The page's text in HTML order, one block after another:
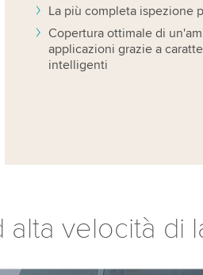
La più completa ispezione
Copertura ottimale di
applicazioni grazie a
intelligenti
velocità di